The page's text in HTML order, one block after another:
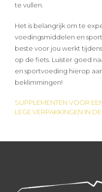
te vullen.
Het is belangrijk om te
voedingsmiddelen en
beste voor jou werkt
op de fiets. Luister goed
en sportvoeding hierop
beklimmingen!
Bericht
SUPPLEMENTEN VOOR
LEGE VERPAKKINGEN IN